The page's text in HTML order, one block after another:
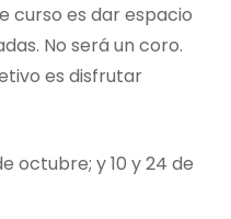
curso es dar espacio
No será un coro.
es disfrutar
octubre; y 10 y 24 de